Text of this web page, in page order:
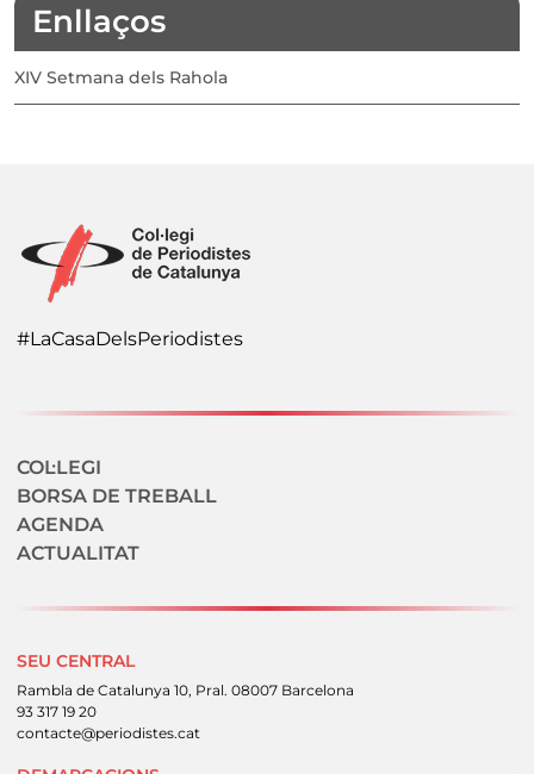
Enllaços
XIV Setmana dels Rahola
#LaCasaDelsPeriodistes
Navegació secundaria
COL·LEGI
BORSA DE TREBALL
AGENDA
ACTUALITAT
SEU CENTRAL
Rambla de Catalunya 10, Pral. 08007 Barcelona
93 317 19 20
contacte@periodistes.cat